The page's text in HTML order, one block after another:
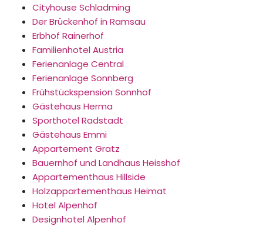
Cityhouse Schladming
Der Brückenhof in Ramsau
Erbhof Rainerhof
Familienhotel Austria
Ferienanlage Central
Ferienanlage Sonnberg
Frühstückspension Sonnhof
Gästehaus Herma
Sporthotel Radstadt
Gästehaus Emmi
Appartement Gratz
Bauernhof und Landhaus Heisshof
Appartementhaus Hillside
Holzappartementhaus Heimat
Hotel Alpenhof
Designhotel Alpenhof